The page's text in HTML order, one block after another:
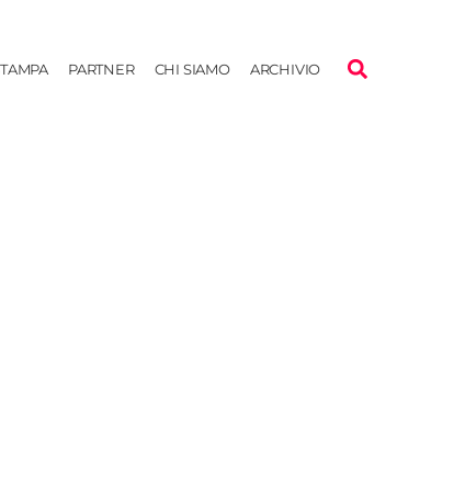
PARTNER CHI SIAMO ARCHIVIO